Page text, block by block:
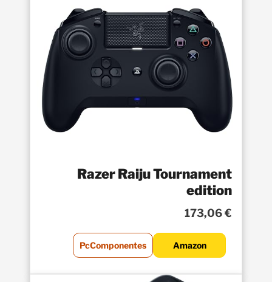
Razer Raiju Tournament
edition
173,06 €
PcComponentes Amazon